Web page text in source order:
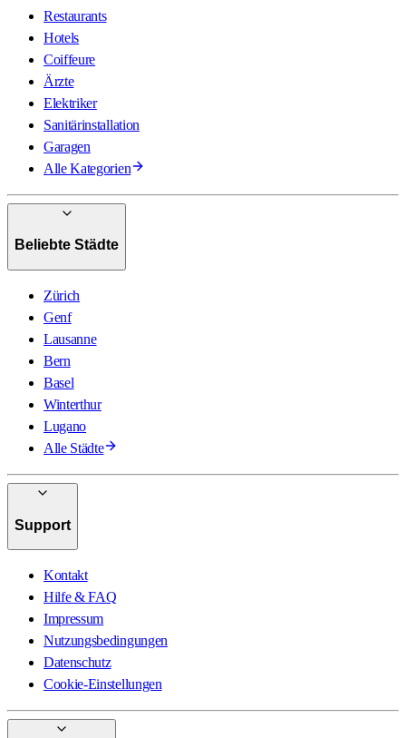
Restaurants
Hotels
Coiffeure
Ärzte
Elektriker
Sanitärinstallation
Garagen
Alle Kategorien
Beliebte Städte
Zürich
Genf
Lausanne
Bern
Basel
Winterthur
Lugano
Alle Städte
Support
Kontakt
Hilfe & FAQ
Impressum
Nutzungsbedingungen
Datenschutz
Cookie-Einstellungen